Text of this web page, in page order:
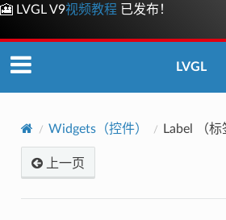
🎦 LVGL V9视频教程 已发布！
LVGL
Widgets（控件） Label （标
上一页